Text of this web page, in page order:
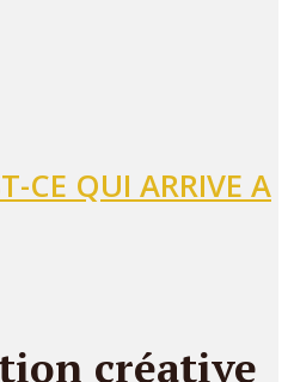
CE QUI ARRIVE A
créative